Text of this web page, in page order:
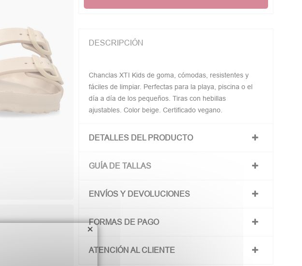
DESCRIPCIÓN
Chanclas XTI Kids de goma, cómodas, resistentes y
fáciles de limpiar. Perfectas para la playa, piscina o el
día a día de los pequeños. Tiras con hebillas
ajustables. Color beige. Certificado vegano.
DETALLES DEL PRODUCTO
GUÍA DE TALLAS
ENVÍOS Y DEVOLUCIONES
FORMAS DE PAGO
ATENCIÓN AL CLIENTE
×